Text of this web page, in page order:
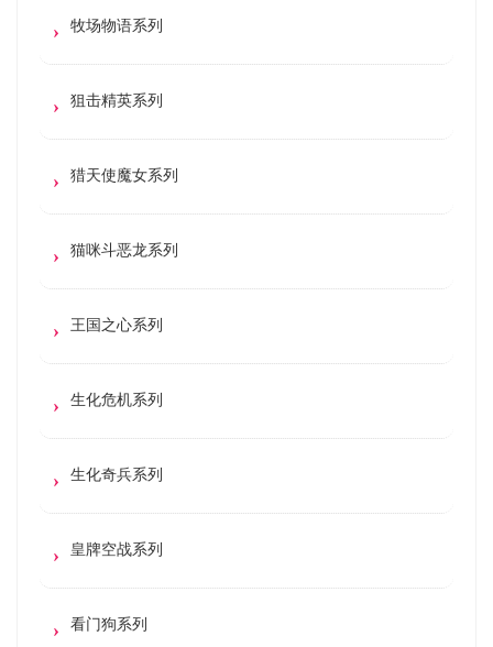
牧场物语系列
狙击精英系列
猎天使魔女系列
猫咪斗恶龙系列
王国之心系列
生化危机系列
生化奇兵系列
皇牌空战系列
看门狗系列